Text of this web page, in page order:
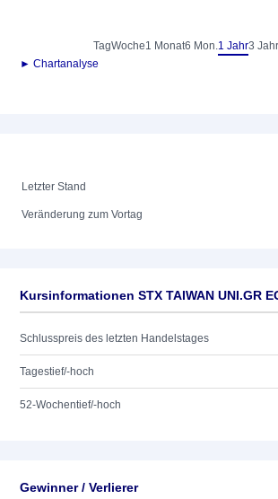
TagWoche1 Monat6 Mon.1 Jahr3
► Chartanalyse
Letzter Stand
Veränderung zum Vortag
Kursinformationen STX TAIWAN UNI.GR
Schlusspreis des letzten Handelstages
Tagestief/-hoch
52-Wochentief/-hoch
Gewinner / Verlierer